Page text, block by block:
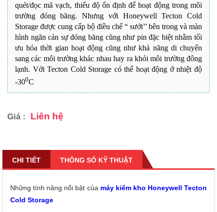
quét/đọc mã vạch, thiếu độ ổn định để hoạt động trong môi
trường đóng băng. Nhưng với Honeywell Tecton Cold
Storage được cung cấp bộ điều chế “ sưởi’’ bên trong và màn
hình ngăn cản sự đóng băng cũng như pin đặc biệt nhằm tối
ưu hóa thời gian hoạt động cũng như khả năng di chuyển
sang các môi trường khác nhau hay ra khỏi môi trường đông
lạnh. Với Tecton Cold Storage có thể hoạt động ở nhiệt độ
-300C
Giá : Liên hệ
CHI TIẾT THÔNG SỐ KỸ THUẬT
Những tính năng nổi bật của máy kiểm kho Honeywell Tecton
Cold Storage